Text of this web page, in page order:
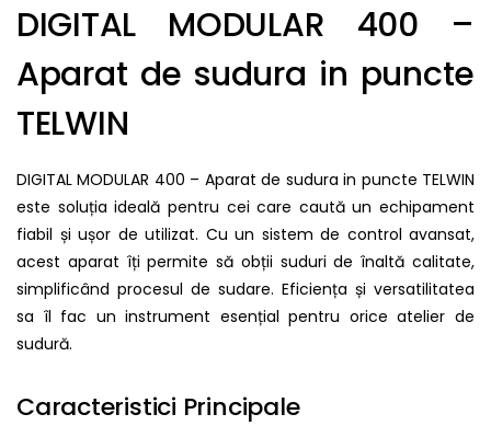
DIGITAL MODULAR 400 –
Aparat de sudura in puncte
TELWIN
DIGITAL MODULAR 400 – Aparat de sudura in puncte TELWIN
este soluția ideală pentru cei care caută un echipament
fiabil și ușor de utilizat. Cu un sistem de control avansat,
acest aparat îți permite să obții suduri de înaltă calitate,
simplificând procesul de sudare. Eficiența și versatilitatea
sa îl fac un instrument esențial pentru orice atelier de
sudură.
Caracteristici Principale